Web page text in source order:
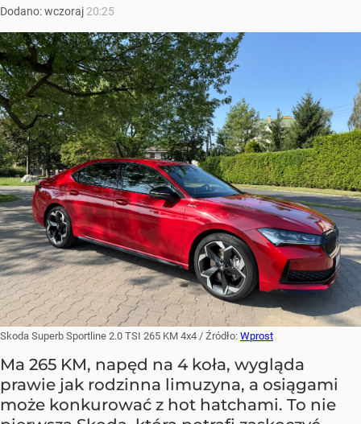
Dodano:wczoraj 20:25
Skoda Superb Sportline 2.0 TSI 265 KM 4x4 / Źródło: Wprost
Ma 265 KM, napęd na 4 koła, wygląda
prawie jak rodzinna limuzyna, a osiągami
może konkurować z hot hatchami. To nie